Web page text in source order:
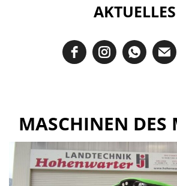
AKTUELLES
MASCHINEN DES